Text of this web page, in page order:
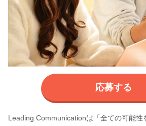
応募する
Leading Communicationは「全ての可能性